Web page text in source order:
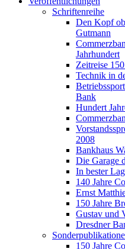
Schriftenreihe
Den Kopf
Gutmann
Jahrhundert
Zeitreise
Technik in
Bank
Hundert
2008
Bankhaus
Die Garage
In bester
140 Jahre
Ernst
150 Jahre
Gustav und
Dresdner
150 Jahre